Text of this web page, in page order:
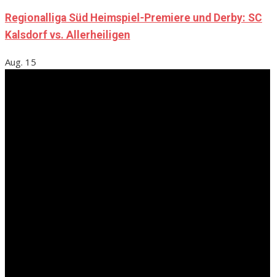
Regionalliga Süd Heimspiel-Premiere und Derby: SC
Kalsdorf vs. Allerheiligen
Aug. 15